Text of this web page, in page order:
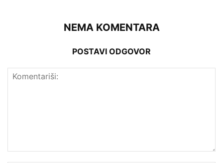
NEMA KOMENTARA
POSTAVI ODGOVOR